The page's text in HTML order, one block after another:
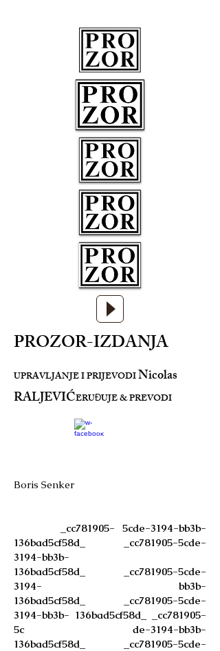
PROZOR-IZDANJA
UPRAVLJANJE I PRIJEVODINicolas
RALJEVIĆERUĐUJE & PREVODI
Boris Senker
_cc781905- 5cde-3194-bb3b-
136bad5cf58d_ _cc781905-5cde-
3194-bb3b-
136bad5cf58d_ _cc781905-5cde-
3194- bb3b-
136bad5cf58d_ _cc781905-5cde-
3194-bb3b- 136bad5cf58d_ _cc781905-
5c de-3194-bb3b-
136bad5cf58d_ _cc781905-5cde-